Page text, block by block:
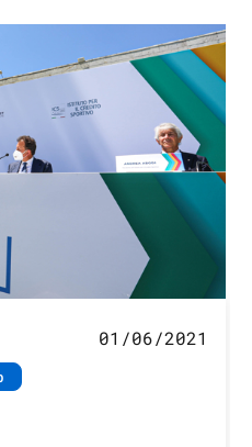
01/06/2021